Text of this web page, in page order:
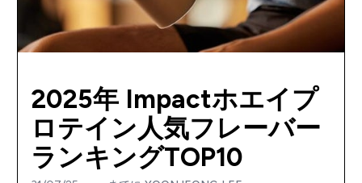
2025年 Impactホエイプ
ロテイン人気フレーバー
ランキングTOP10